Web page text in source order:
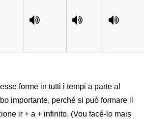
forme in tutti i tempi a parte al
importante, perché si può formare il
ir + a + infinito. (Vou facé-lo mais